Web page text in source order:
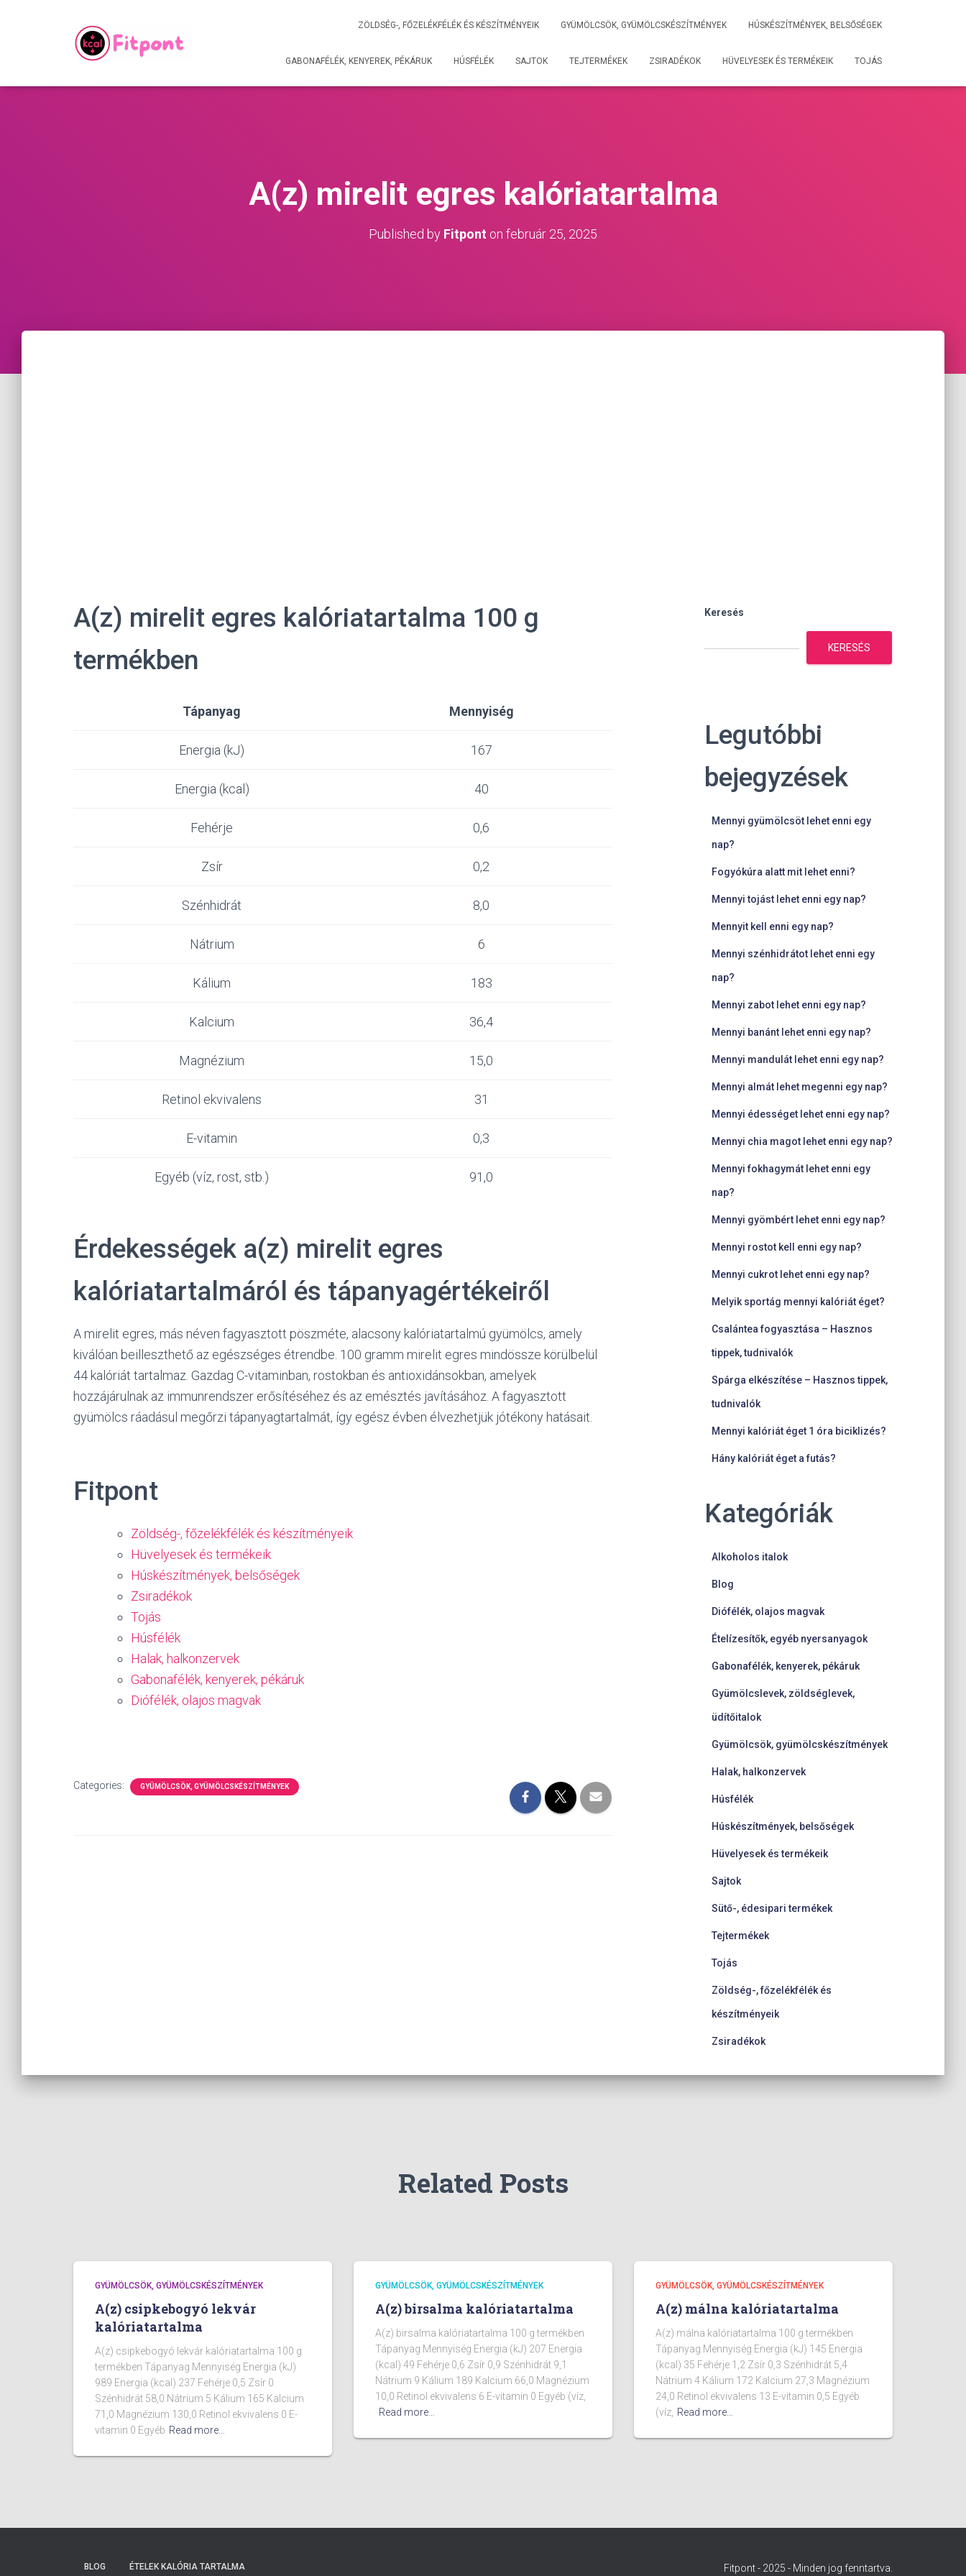
ZÖLDSÉG-, FŐZELÉKFÉLÉK ÉS KÉSZÍTMÉNYEIK GYÜMÖLCSÖK, GYÜMÖLCSKÉSZÍTMÉNYEK HÚSKÉSZÍTMÉNYEK, BELSŐSÉGEK
GABONAFÉLÉK, KENYEREK, PÉKÁRUK HÚSFÉLÉK SAJTOK TEJTERMÉKEK ZSIRADÉKOK HÜVELYESEK ÉS TERMÉKEIK TOJÁS
A(z) mirelit egres kalóriatartalma
Published by Fitpont on február 25, 2025
A(z) mirelit egres kalóriatartalma 100 g
termékben
Tápanyag Mennyiség
Energia (kJ) 167
Energia (kcal) 40
Fehérje 0,6
Zsír 0,2
Szénhidrát 8,0
Nátrium 6
Kálium 183
Kalcium 36,4
Magnézium 15,0
Retinol ekvivalens 31
E-vitamin 0,3
Egyéb (víz, rost, stb.) 91,0
Érdekességek a(z) mirelit egres
kalóriatartalmáról és tápanyagértékeiről
A mirelit egres, más néven fagyasztott pöszméte, alacsony kalóriatartalmú gyümölcs, amely
kiválóan beilleszthető az egészséges étrendbe. 100 gramm mirelit egres mindössze körülbelül
44 kalóriát tartalmaz. Gazdag C-vitaminban, rostokban és antioxidánsokban, amelyek
hozzájárulnak az immunrendszer erősítéséhez és az emésztés javításához. A fagyasztott
gyümölcs ráadásul megőrzi tápanyagtartalmát, így egész évben élvezhetjük jótékony hatásait.
Fitpont
Zöldség-, főzelékfélék és készítményeik
Hüvelyesek és termékeik
Húskészítmények, belsőségek
Zsiradékok
Tojás
Húsfélék
Halak, halkonzervek
Gabonafélék, kenyerek, pékáruk
Diófélék, olajos magvak
Categories: GYÜMÖLCSÖK, GYÜMÖLCSKÉSZÍTMÉNYEK
Keresés
KERESÉS
Legutóbbi
bejegyzések
Mennyi gyümölcsöt lehet enni egy
nap?
Fogyókúra alatt mit lehet enni?
Mennyi tojást lehet enni egy nap?
Mennyit kell enni egy nap?
Mennyi szénhidrátot lehet enni egy
nap?
Mennyi zabot lehet enni egy nap?
Mennyi banánt lehet enni egy nap?
Mennyi mandulát lehet enni egy nap?
Mennyi almát lehet megenni egy nap?
Mennyi édességet lehet enni egy nap?
Mennyi chia magot lehet enni egy nap?
Mennyi fokhagymát lehet enni egy
nap?
Mennyi gyömbért lehet enni egy nap?
Mennyi rostot kell enni egy nap?
Mennyi cukrot lehet enni egy nap?
Melyik sportág mennyi kalóriát éget?
Csalántea fogyasztása – Hasznos
tippek, tudnivalók
Spárga elkészítése – Hasznos tippek,
tudnivalók
Mennyi kalóriát éget 1 óra biciklizés?
Hány kalóriát éget a futás?
Kategóriák
Alkoholos italok
Blog
Diófélék, olajos magvak
Ételízesítők, egyéb nyersanyagok
Gabonafélék, kenyerek, pékáruk
Gyümölcslevek, zöldséglevek,
üdítőitalok
Gyümölcsök, gyümölcskészítmények
Halak, halkonzervek
Húsfélék
Húskészítmények, belsőségek
Hüvelyesek és termékeik
Sajtok
Sütő-, édesipari termékek
Tejtermékek
Tojás
Zöldség-, főzelékfélék és
készítményeik
Zsiradékok
Related Posts
GYÜMÖLCSÖK, GYÜMÖLCSKÉSZÍTMÉNYEK
A(z) csipkebogyó lekvár
kalóriatartalma
A(z) csipkebogyó lekvár kalóriatartalma 100 g
termékben Tápanyag Mennyiség Energia (kJ)
989 Energia (kcal) 237 Fehérje 0,5 Zsír 0
Szénhidrát 58,0 Nátrium 5 Kálium 165 Kalcium
71,0 Magnézium 130,0 Retinol ekvivalens 0 E-
vitamin 0 Egyéb Read more…
GYÜMÖLCSÖK, GYÜMÖLCSKÉSZÍTMÉNYEK
A(z) birsalma kalóriatartalma
A(z) birsalma kalóriatartalma 100 g termékben
Tápanyag Mennyiség Energia (kJ) 207 Energia
(kcal) 49 Fehérje 0,6 Zsír 0,9 Szénhidrát 9,1
Nátrium 9 Kálium 189 Kalcium 66,0 Magnézium
10,0 Retinol ekvivalens 6 E-vitamin 0 Egyéb (víz,
Read more…
GYÜMÖLCSÖK, GYÜMÖLCSKÉSZÍTMÉNYEK
A(z) málna kalóriatartalma
A(z) málna kalóriatartalma 100 g termékben
Tápanyag Mennyiség Energia (kJ) 145 Energia
(kcal) 35 Fehérje 1,2 Zsír 0,3 Szénhidrát 5,4
Nátrium 4 Kálium 172 Kalcium 27,3 Magnézium
24,0 Retinol ekvivalens 13 E-vitamin 0,5 Egyéb
(víz, Read more…
BLOG ÉTELEK KALÓRIA TARTALMA Fitpont - 2025 - Minden jog fenntartva.